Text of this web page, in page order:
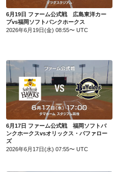
6月19日 ファーム公式戦 広島東洋カー
プvs福岡ソフトバンクホークス
2026年6月19日(金) 08:55〜 UTC
6月17日 ファーム公式戦 福岡ソフトバンクホークスvsオリックス・バファローズ
6月17日 ファーム公式戦 福岡ソフトバ
ンクホークスvsオリックス・バファロー
ズ
2026年6月17日(水) 07:55〜 UTC